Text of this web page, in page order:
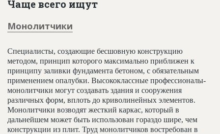
Правила работы
Контакты
Чаще всего ищут
Монолитчики
Специалисты, создающие бесшовную конструкцию
методом, принцип которого максимально приближен к
принципу заливки фундамента бетоном, с обязательным
применением опалубки. Высококлассные профессионалы-
монолитчики могут создавать здания и сооружения
различных форм, вплоть до криволинейных элементов.
Монолитчики возводят жесткий каркас, который в
дальнейшем может быть использован гораздо шире, чем
конструкции из плит. Труд монолитчиков востребован в